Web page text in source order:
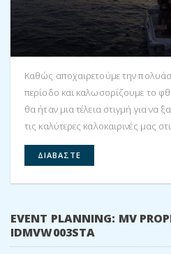
Καθώς αποχαιρετούμε την
περίοδο και καλωσορίζουμε το
θα ήταν μια τέλεια στιγμή για να
τις καλύτερες καλοκαιρινές μας
ΔΙΑΒΆΣΤΕ
EVENT PLANNING: MV
IDMVW003STA